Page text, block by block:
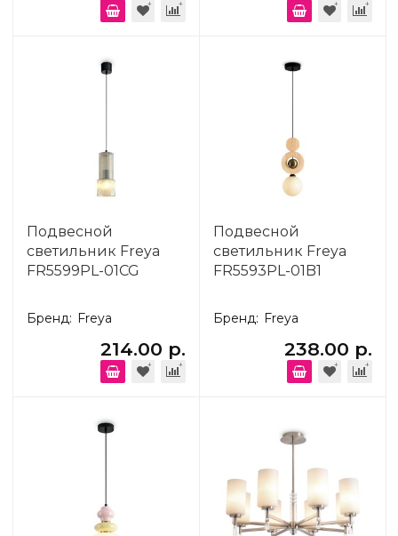
Подвесной
светильник Freya
FR5599PL-01CG
Бренд: Freya
214.00 р.
Подвесной
светильник Freya
FR5593PL-01B1
Бренд: Freya
238.00 р.